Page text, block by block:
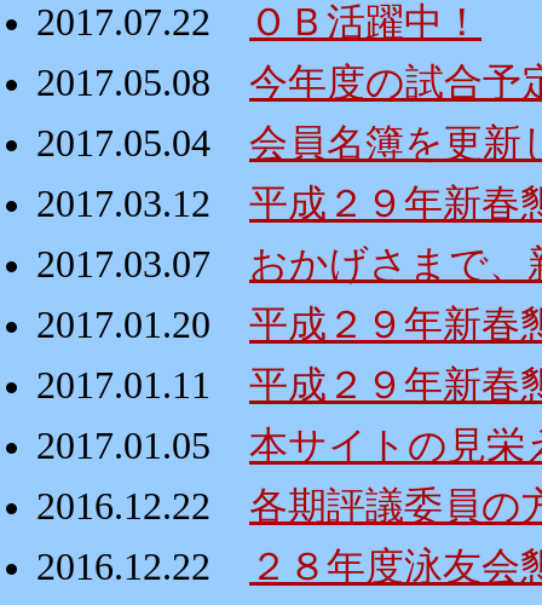
2017.07.22
ＯＢ活躍中！
2017.05.08
今年度の試合予
2017.05.04
会員名簿を更新
2017.03.12
平成２９年新春
2017.03.07
おかげさまで、
2017.01.20
平成２９年新春
2017.01.11
平成２９年新春
2017.01.05
本サイトの見栄
2016.12.22
各期評議委員の
2016.12.22
２８年度泳友会